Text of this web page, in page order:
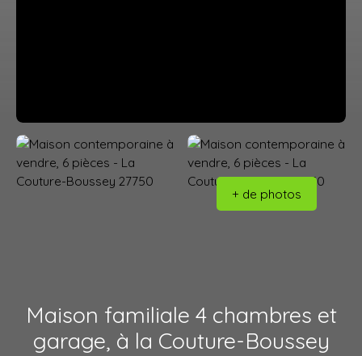
+ de photos
Maison familiale 4 chambres et
garage, à la Couture-Boussey